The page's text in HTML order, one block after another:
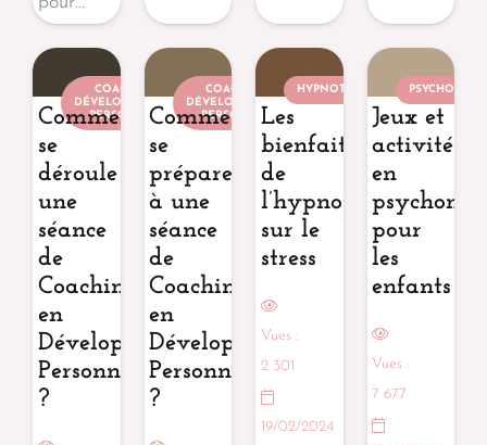
COACH EN
DÉVELOPPEMENT
PERSONNEL
Comment
se
déroule
une
séance
de
Coaching
en
Développement
Personnel
?
COACH EN
DÉVELOPPEMENT
PERSONNEL
Comment
se
préparer
à une
séance
de
Coaching
en
Développement
Personnel
?
HYPNOTHÉRAPEUTE
Les
bienfaits
de
l’hypnothérapie
sur le
stress
Vues :
2 301
19/02/2024
Jeux et
activités
en
pour
les
enfants
Vues :
7 677